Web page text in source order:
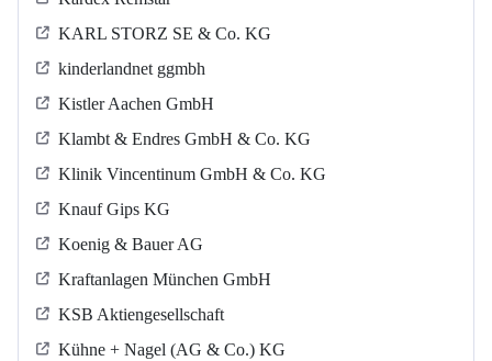
KARL STORZ SE & Co. KG
kinderlandnet ggmbh
Kistler Aachen GmbH
Klambt & Endres GmbH & Co. KG
Klinik Vincentinum GmbH & Co. KG
Knauf Gips KG
Koenig & Bauer AG
Kraftanlagen München GmbH
KSB Aktiengesellschaft
Kühne + Nagel (AG & Co.) KG